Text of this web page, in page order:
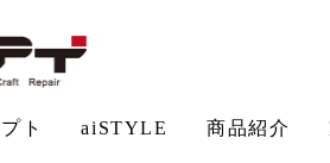
ト aiSTYLE 商品紹介